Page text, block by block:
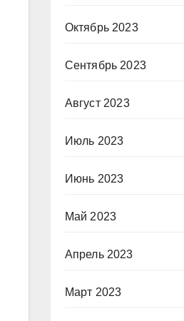
Октябрь 2023
Сентябрь 2023
Август 2023
Июль 2023
Июнь 2023
Май 2023
Апрель 2023
Март 2023